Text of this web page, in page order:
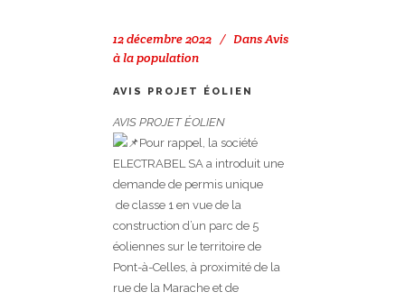
12 décembre 2022 DansAvis
à la population
AVIS PROJET ÉOLIEN
AVIS PROJET ÉOLIEN
Pour rappel, la société
ELECTRABEL SA a introduit une
demande de permis unique
de classe 1 en vue de la
construction d’un parc de 5
éoliennes sur le territoire de
Pont-à-Celles, à proximité de la
rue de la Marache et de